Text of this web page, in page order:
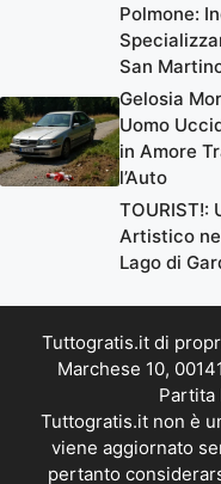
Polmone:
San
Gelosia
Uomo
in Amore
l’Auto
TOURIST!:
Artistico
Lago di
Tuttogratis.it di
Marchese 10,
Partita
Tuttogratis.it non è
viene aggiornato
pertanto